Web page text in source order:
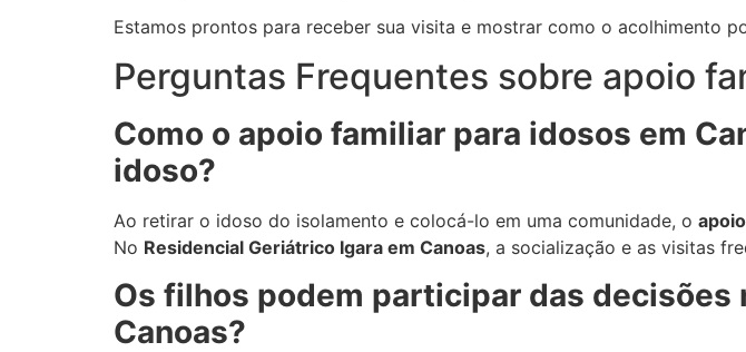
Estamos prontos para receber sua visita e mostrar como o acolhimento
Perguntas Frequentes sobre apoio
Como o apoio familiar para idosos em
idoso?
Ao retirar o idoso do isolamento e colocá-lo em uma comunidade, o
No Residencial Geriátrico Igara em Canoas, a socialização e as visitas
Os filhos podem participar das decisões
Canoas?